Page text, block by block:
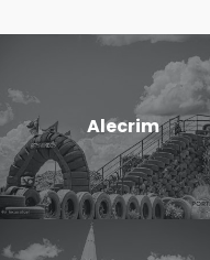
Alecrim